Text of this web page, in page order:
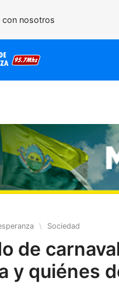
con nosotros
\ Sociedad
de
y quiénes